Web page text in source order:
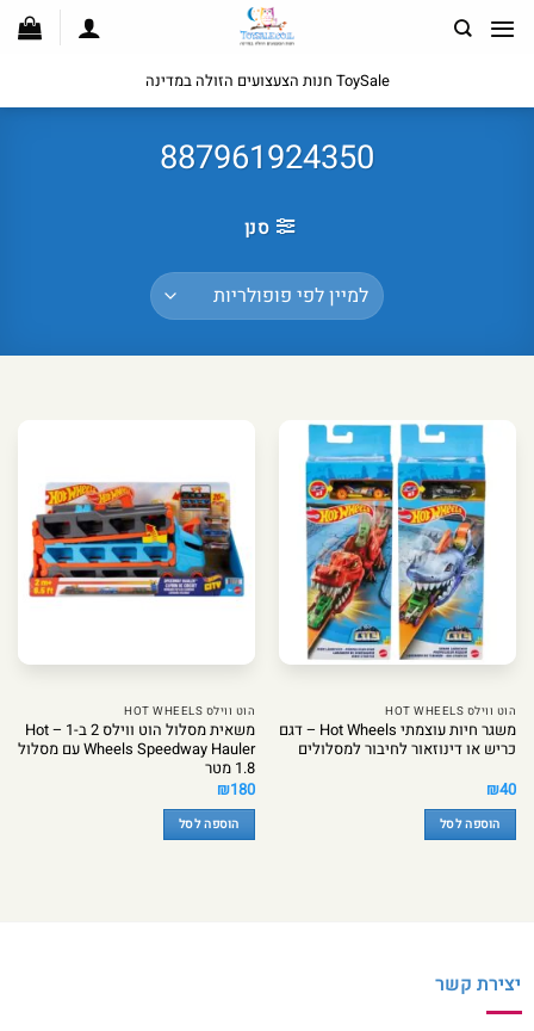
לתוכן
ToySale חנות הצעצועים הזולה במדינה
887961924350
סנן
הוט ווילס HOT WHEELS
משגר חיות עוצמתי Hot Wheels – דגם
כריש או דינוזאור לחיבור למסלולים
₪40
הוספה לסל
הוט ווילס HOT WHEELS
משאית מסלול הוט ווילס 2 ב-1 – Hot
Wheels Speedway Hauler עם מסלול
1.8 מטר
₪180
הוספה לסל
יצירת קשר